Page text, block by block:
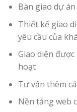
Bàn giao dự
Thiết kế giao
yêu cầu của
Giao diện
hoạt
Tư vấn thêm
Nền tảng web